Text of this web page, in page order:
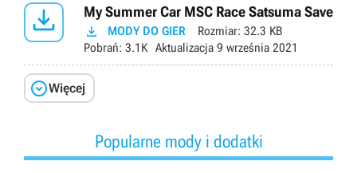
 My Summer Car MSC Race Satsuma Save
 MODY DO GIER Rozmiar: 32.3 KB
Pobrań: 3.1K Aktualizacja 9 września 2021
Więcej
Popularne mody i dodatki